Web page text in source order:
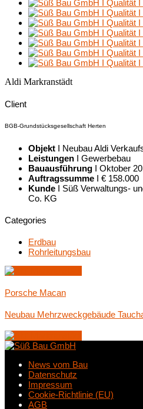
Aldi Markranstädt
Client
BGB-Grundstücksgesellschaft Herten
Objekt I Neubau Aldi
Leistungen I Gewerbebau
Bauausführung I Oktober
Auftragssumme I € 158.000
Kunde I Süß Verwaltungs-
Co. KG
Categories
Erdbau
Rohrleitungsbau
Porsche Macan
Neubau Mehrzweckgebäude
News vom Bau
Datenschutz
Impressum
Cookie-Richtlinie (EU)
AGB